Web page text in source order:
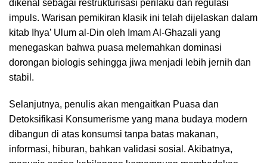
dikenal sebagai restrukturisasi perilaku dan regulasi
impuls. Warisan pemikiran klasik ini telah dijelaskan dalam
kitab Ihya’ Ulum al-Din oleh Imam Al-Ghazali yang
menegaskan bahwa puasa melemahkan dominasi
dorongan biologis sehingga jiwa menjadi lebih jernih dan
stabil.
Selanjutnya, penulis akan mengaitkan Puasa dan
Detoksifikasi Konsumerisme yang mana budaya modern
dibangun di atas konsumsi tanpa batas makanan,
informasi, hiburan, bahkan validasi sosial. Akibatnya,